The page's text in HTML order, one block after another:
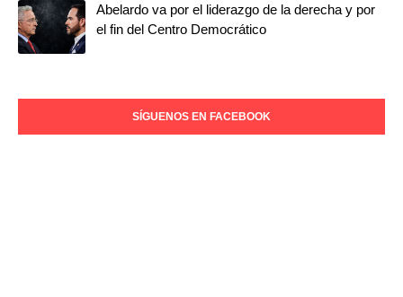
Abelardo va por el liderazgo de la derecha y por
el fin del Centro Democrático
SÍGUENOS EN FACEBOOK